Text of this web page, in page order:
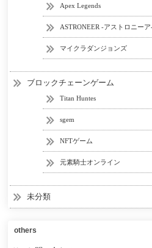
Apex Legends
ASTRONEER -アストロニーア
マイクラダンジョンズ
ブロックチェーンゲーム
Titan Huntes
sgem
NFTゲーム
元素騎士オンライン
未分類
others